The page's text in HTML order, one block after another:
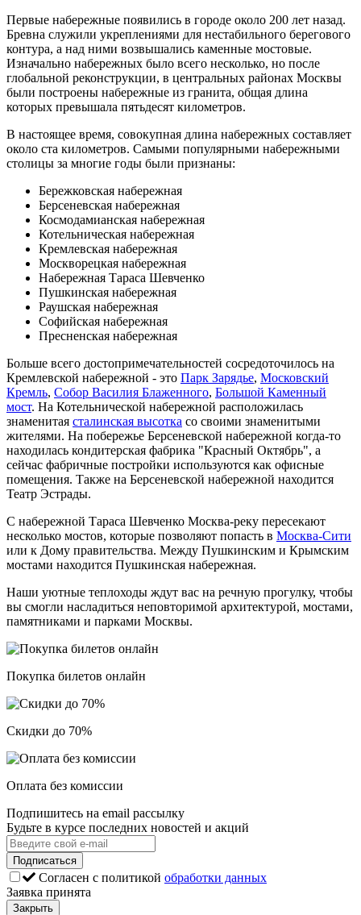
Первые набережные появились в городе около 200 лет назад.
Бревна служили укреплениями для нестабильного берегового
контура, а над ними возвышались каменные мостовые.
Изначально набережных было всего несколько, но после
глобальной реконструкции, в центральных районах Москвы
были построены набережные из гранита, общая длина
которых превышала пятьдесят километров.
В настоящее время, совокупная длина набережных составляет
около ста километров. Самыми популярными набережными
столицы за многие годы были признаны:
Бережковская набережная
Берсеневская набережная
Космодамианская набережная
Котельническая набережная
Кремлевская набережная
Москворецкая набережная
Набережная Тараса Шевченко
Пушкинская набережная
Раушская набережная
Софийская набережная
Пресненская набережная
Больше всего достопримечательностей сосредоточилось на
Кремлевской набережной - это Парк Зарядье, Московский
Кремль, Собор Василия Блаженного, Большой Каменный
мост. На Котельнической набережной расположилась
знаменитая сталинская высотка со своими знаменитыми
жителями. На побережье Берсеневской набережной когда-то
находилась кондитерская фабрика "Красный Октябрь", а
сейчас фабричные постройки используются как офисные
помещения. Также на Берсеневской набережной находится
Театр Эстрады.
С набережной Тараса Шевченко Москва-реку пересекают
несколько мостов, которые позволяют попасть в Москва-Сити
или к Дому правительства. Между Пушкинским и Крымским
мостами находится Пушкинская набережная.
Наши уютные теплоходы ждут вас на речную прогулку, чтобы
вы смогли насладиться неповторимой архитектурой, мостами,
памятниками и парками Москвы.
Покупка билетов онлайн
Скидки до 70%
Оплата без комиссии
Подпишитесь на email рассылку
Будьте в курсе последних новостей и акций
Подписаться
Согласен с политикой обработки данных
Заявка принята
Закрыть